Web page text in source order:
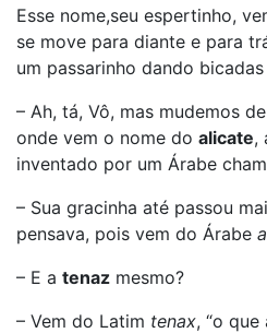
Esse nome,seu espertinho,
se move para diante e para
um passarinho dando
– Ah, tá, Vô, mas mudemos
onde vem o nome do alicate,
inventado por um Árabe
– Sua gracinha até passou
pensava, pois vem do Árabe
– E a tenaz mesmo?
– Vem do Latim tenax, “o que